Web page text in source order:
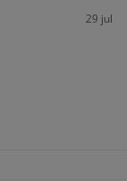
29 jul